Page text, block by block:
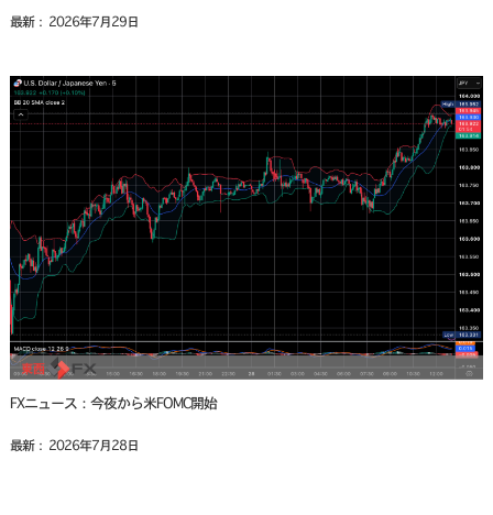
最新： 2026年7月29日
FXニュース：今夜から米FOMC開始
最新： 2026年7月28日